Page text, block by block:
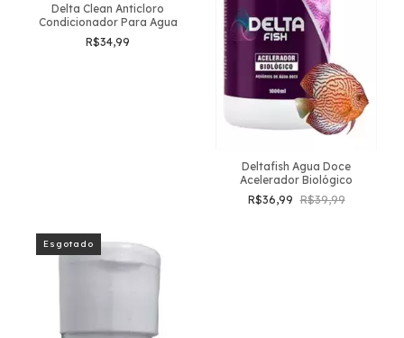
Delta Clean Anticloro
Condicionador Para Agua
R$34,99
Deltafish Agua Doce
Acelerador Biológico
R$36,99 R$39,99
Esgotado